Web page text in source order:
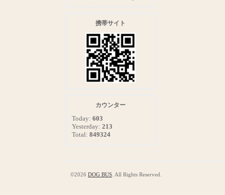
携帯サイト
カウンター
Today: 603
Yesterday: 213
Total: 849324
©2026 DOG BUS . All Rights Reserved.